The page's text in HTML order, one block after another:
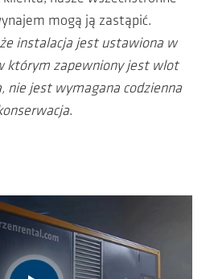
mogą ją zastąpić.
instalacja jest ustawiona w
którym zapewniony jest wlot
nie jest wymagana codzienna
.